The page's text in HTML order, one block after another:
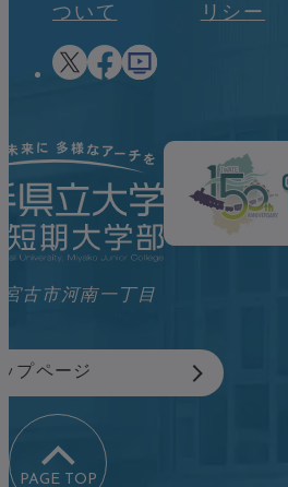
ついて
リシー
古市河南一丁目
プページ
PAGE TOP